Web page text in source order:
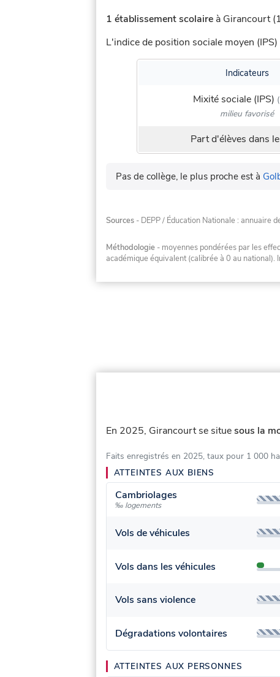
1 établissement scolaire à Girancourt
L'indice de position sociale moyen (IPS)
Indicateurs
Mixité sociale (IPS)
milieu favorisé
Part d'élèves dans
Pas de collège, le plus proche est à
Sources - DEPP / Éducation Nationale : annuaire
Méthodologie - moyennes pondérées par les
académique équivalent (calibrée à 0 au
En 2025, Girancourt se situesous la
Faits enregistrés en 2025, taux pour 1 000
ATTEINTES AUX BIENS
Cambriolages
‰ logements
Vols de véhicules
Vols dans les véhicules
Vols sans violence
Dégradations volontaires
ATTEINTES AUX PERSONNES